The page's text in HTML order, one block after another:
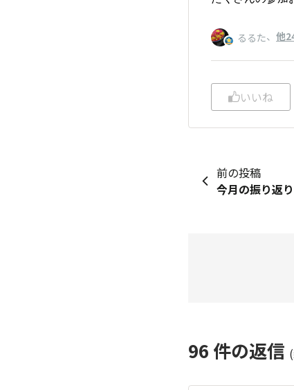
るるた、 他
いいね
前の投稿
96 件の返信